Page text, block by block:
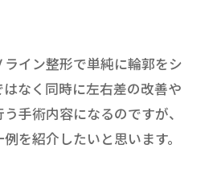
イン整形で単純に輪郭をシ
なく同時に左右差の改善や
手術内容になるのですが、
を紹介したいと思います。